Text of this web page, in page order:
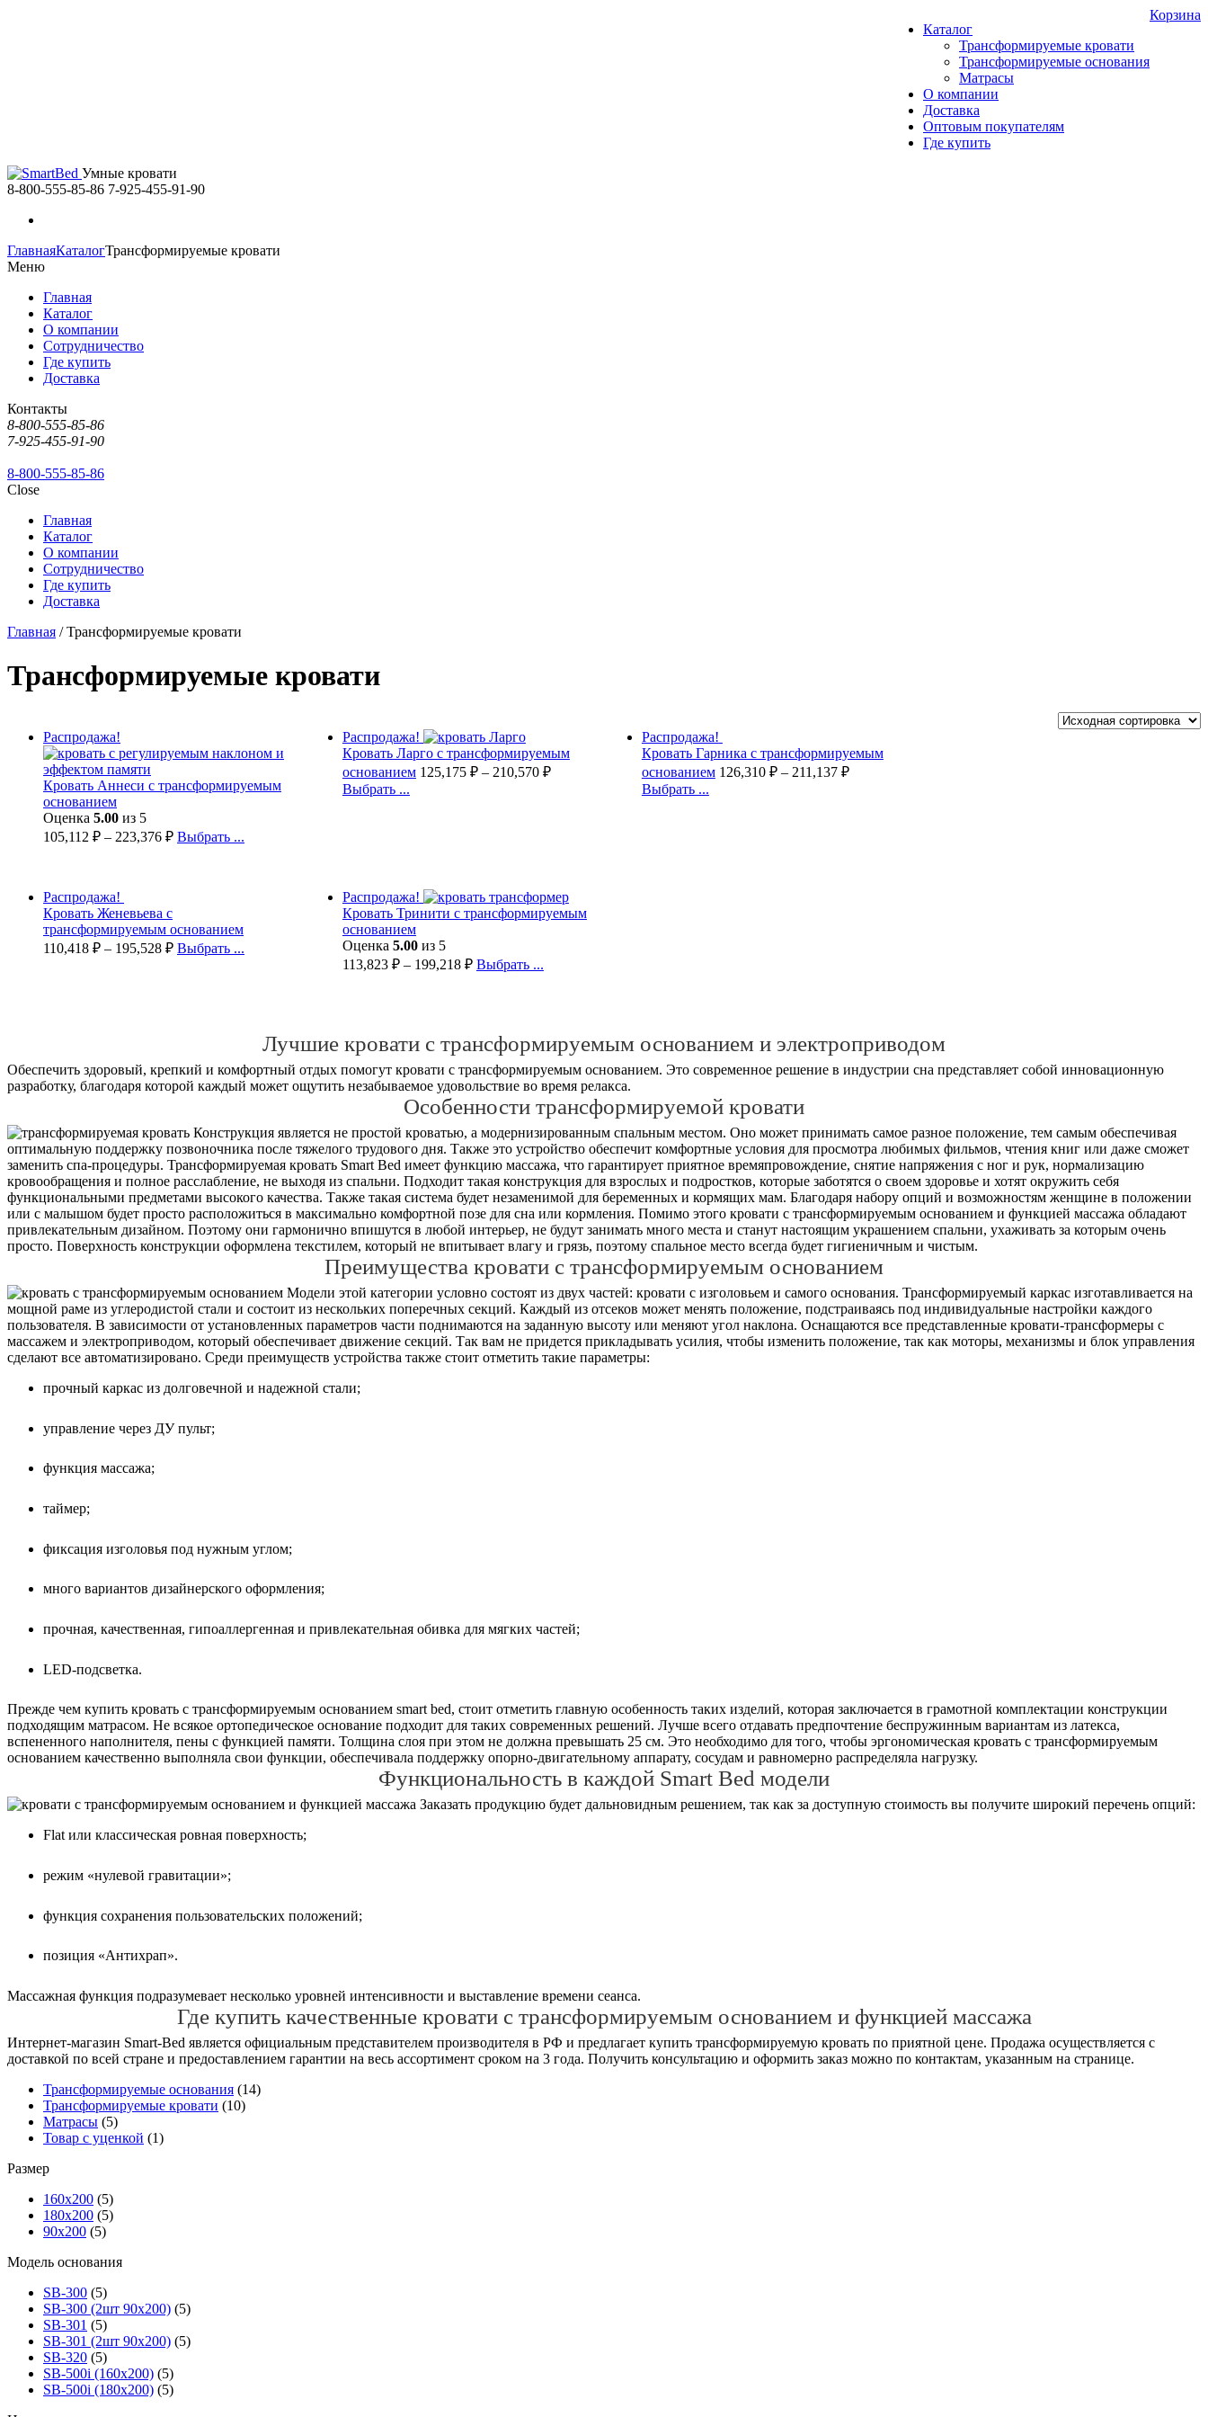
Каталог
Трансформируемые кровати
Трансформируемые основания
Матрасы
О компании
Доставка
Оптовым покупателям
Где купить
Корзина
Умные кровати
8-800-555-85-86 7-925-455-91-90
ГлавнаяКаталогТрансформируемые кровати
Меню
Главная
Каталог
О компании
Сотрудничество
Где купить
Доставка
Контакты
8-800-555-85-86
7-925-455-91-90
8-800-555-85-86
Close
Главная
Каталог
О компании
Сотрудничество
Где купить
Доставка
Главная / Трансформируемые кровати
Трансформируемые кровати
Распродажа!
Кровать Аннеси с трансформируемым
основанием
Оценка 5.00 из 5
105,112 ₽ – 223,376 ₽ Выбрать ...
Распродажа!
Кровать Ларго с трансформируемым
основанием 125,175 ₽– 210,570 ₽
Выбрать ...
Распродажа!
Кровать Гарника с трансформируемым
основанием 126,310 ₽– 211,137 ₽
Выбрать ...
Распродажа!
Кровать Женевьева с
трансформируемым основанием
110,418 ₽ – 195,528 ₽ Выбрать ...
Распродажа!
Кровать Тринити с трансформируемым
основанием
Оценка 5.00из 5
113,823 ₽– 199,218 ₽ Выбрать ...
Лучшие кровати с трансформируемым основанием и электроприводом
Обеспечить здоровый, крепкий и комфортный отдых помогут кровати с трансформируемым основанием. Это современное решение в индустрии сна представляет собой инновационную
разработку, благодаря которой каждый может ощутить незабываемое удовольствие во время релакса.
Особенности трансформируемой кровати
Конструкция является не простой кроватью, а модернизированным спальным местом. Оно может принимать самое разное положение, тем самым обеспечивая
оптимальную поддержку позвоночника после тяжелого трудового дня. Также это устройство обеспечит комфортные условия для просмотра любимых фильмов, чтения книг или даже сможет
заменить спа-процедуры. Трансформируемая кровать Smart Bed имеет функцию массажа, что гарантирует приятное времяпровождение, снятие напряжения с ног и рук, нормализацию
кровообращения и полное расслабление, не выходя из спальни. Подходит такая конструкция для взрослых и подростков, которые заботятся о своем здоровье и хотят окружить себя
функциональными предметами высокого качества. Также такая система будет незаменимой для беременных и кормящих мам. Благодаря набору опций и возможностям женщине в положении
или с малышом будет просто расположиться в максимально комфортной позе для сна или кормления. Помимо этого кровати с трансформируемым основанием и функцией массажа обладают
привлекательным дизайном. Поэтому они гармонично впишутся в любой интерьер, не будут занимать много места и станут настоящим украшением спальни, ухаживать за которым очень
просто. Поверхность конструкции оформлена текстилем, который не впитывает влагу и грязь, поэтому спальное место всегда будет гигиеничным и чистым.
Преимущества кровати с трансформируемым основанием
Модели этой категории условно состоят из двух частей: кровати с изголовьем и самого основания. Трансформируемый каркас изготавливается на
мощной раме из углеродистой стали и состоит из нескольких поперечных секций. Каждый из отсеков может менять положение, подстраиваясь под индивидуальные настройки каждого
пользователя. В зависимости от установленных параметров части поднимаются на заданную высоту или меняют угол наклона. Оснащаются все представленные кровати-трансформеры с
массажем и электроприводом, который обеспечивает движение секций. Так вам не придется прикладывать усилия, чтобы изменить положение, так как моторы, механизмы и блок управления
сделают все автоматизировано. Среди преимуществ устройства также стоит отметить такие параметры:
прочный каркас из долговечной и надежной стали;
управление через ДУ пульт;
функция массажа;
таймер;
фиксация изголовья под нужным углом;
много вариантов дизайнерского оформления;
прочная, качественная, гипоаллергенная и привлекательная обивка для мягких частей;
LED-подсветка.
Прежде чем купить кровать с трансформируемым основанием smart bed, стоит отметить главную особенность таких изделий, которая заключается в грамотной комплектации конструкции
подходящим матрасом. Не всякое ортопедическое основание подходит для таких современных решений. Лучше всего отдавать предпочтение беспружинным вариантам из латекса,
вспененного наполнителя, пены с функцией памяти. Толщина слоя при этом не должна превышать 25 см. Это необходимо для того, чтобы эргономическая кровать с трансформируемым
основанием качественно выполняла свои функции, обеспечивала поддержку опорно-двигательному аппарату, сосудам и равномерно распределяла нагрузку.
Функциональность в каждой Smart Bed модели
Заказать продукцию будет дальновидным решением, так как за доступную стоимость вы получите широкий перечень опций:
Flat или классическая ровная поверхность;
режим «нулевой гравитации»;
функция сохранения пользовательских положений;
позиция «Антихрап».
Массажная функция подразумевает несколько уровней интенсивности и выставление времени сеанса.
Где купить качественные кровати с трансформируемым основанием и функцией массажа
Интернет-магазин Smart-Bed является официальным представителем производителя в РФ и предлагает купить трансформируемую кровать по приятной цене. Продажа осуществляется с
доставкой по всей стране и предоставлением гарантии на весь ассортимент сроком на 3 года. Получить консультацию и оформить заказ можно по контактам, указанным на странице.
Трансформируемые основания (14)
Трансформируемые кровати (10)
Матрасы (5)
Товар с уценкой (1)
Размер
160х200 (5)
180х200 (5)
90х200 (5)
Модель основания
SB-300 (5)
SB-300 (2шт 90х200) (5)
SB-301 (5)
SB-301 (2шт 90х200) (5)
SB-320 (5)
SB-500i (160x200) (5)
SB-500i (180x200) (5)